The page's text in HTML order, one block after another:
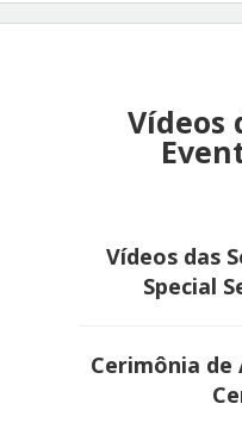
Vídeos
Vídeos das
Special
Cerimônia de